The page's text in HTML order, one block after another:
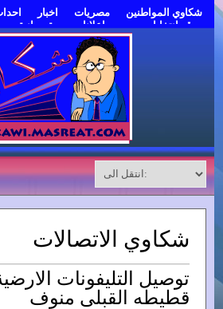
شكاوي المواطنين مصريات اخبار
موقع انتخابات مصر
اعلانات مبوبة مجانية
شكاوي الاتصالات
توصيل التليفونات
قطيطه القبلى منوف